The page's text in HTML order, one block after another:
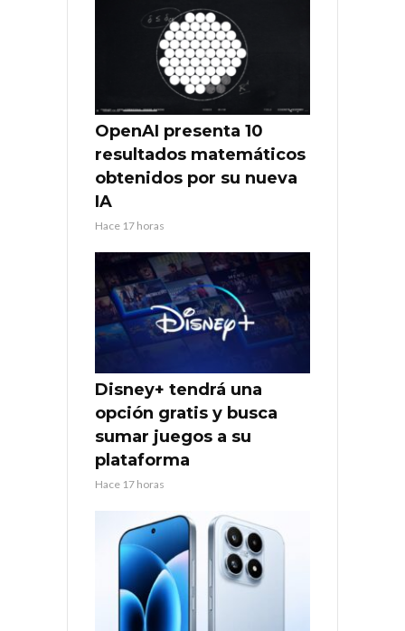
OpenAI presenta 10
resultados matemáticos
obtenidos por su nueva
IA
Hace 17 horas
Disney+ tendrá una
opción gratis y busca
sumar juegos a su
plataforma
Hace 17 horas